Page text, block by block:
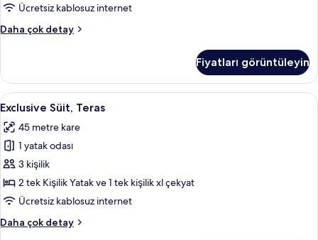
Ücretsiz kablosuz internet
Daha çok detay
Junior
fazla
detay
Fiyatları görüntüleyin
Exclusive
Süit,
Teras
için
tüm
fotoğrafları
görün
7
Exclusive Süit, Teras
45 metre kare
1 yatak odası
3 kişilik
2 tek Kişilik Yatak ve 1 tek kişilik xl çekyat
Ücretsiz kablosuz internet
Daha çok detay
Exclusive